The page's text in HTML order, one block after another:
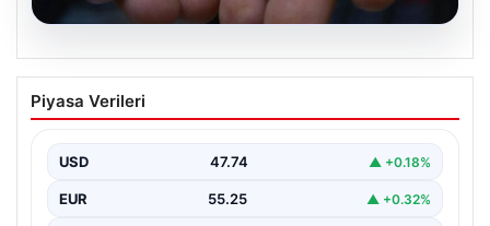
07.08.2026
Altın fiyatları canlı 14 Nisan 2026: Altın
fiyatları ne kadar oldu? Gram, çeyrek,
fiyatları
{"title": "14 Nisan 2026 Güncel Altın Fiyatları: Gram,
Çeyrek, Yarım ve Cumhuriyet Altını Satış…
Piyasa Verileri
USD 47.74 ▲ +0.18%
EUR 55.25 ▲ +0.32%